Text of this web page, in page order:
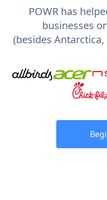
POWR has
businesses
(besides